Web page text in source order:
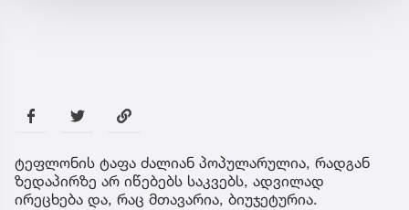
ტეფლონის ტაფა ძალიან პოპულარულია, რადგან
ზედაპირზე არ იწებებს საკვებს, ადვილად
ირეცხება და, რაც მთავარია, ბიუჯეტურია.